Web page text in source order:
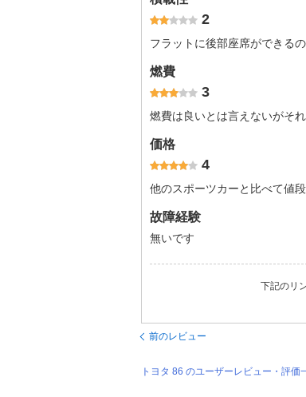
2
フラットに後部座席ができる
燃費
3
燃費は良いとは言えないがそ
価格
4
他のスポーツカーと比べて値
故障経験
無いです
下記のリ
前のレビュー
トヨタ 86 のユーザーレビュー・評価